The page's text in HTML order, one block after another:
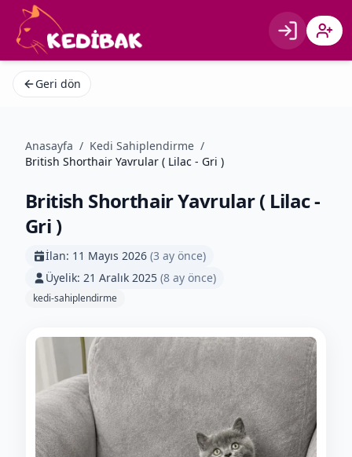
Giriş Kayıt
Geri dön
Anasayfa / Kedi Sahiplendirme /
British Shorthair Yavrular ( Lilac - Gri )
British Shorthair Yavrular ( Lilac -
Gri )
İlan: 11 Mayıs 2026 (3 ay önce)
Üyelik: 21 Aralık 2025 (8 ay önce)
kedi-sahiplendirme